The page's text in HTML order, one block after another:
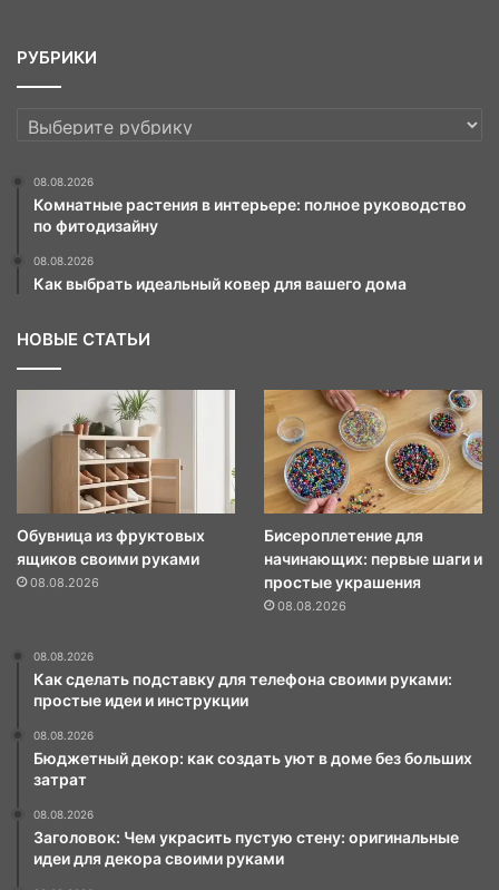
РУБРИКИ
РУБРИКИ
08.08.2026
Комнатные растения в интерьере: полное руководство
по фитодизайну
08.08.2026
Как выбрать идеальный ковер для вашего дома
НОВЫЕ СТАТЬИ
Обувница из фруктовых
ящиков своими руками
08.08.2026
Бисероплетение для
начинающих: первые шаги и
простые украшения
08.08.2026
08.08.2026
Как сделать подставку для телефона своими руками:
простые идеи и инструкции
08.08.2026
Бюджетный декор: как создать уют в доме без больших
затрат
08.08.2026
Заголовок: Чем украсить пустую стену: оригинальные
идеи для декора своими руками